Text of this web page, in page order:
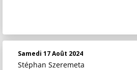
Samedi 17 Août 2024
Stéphan Szeremeta